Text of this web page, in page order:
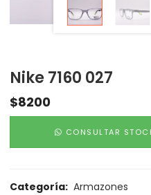
Nike 7160 027
$8200
CONSULTAR
Categoría: Armazones